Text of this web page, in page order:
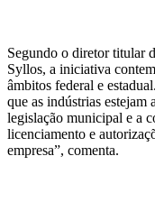
Segundo o diretor titular
Syllos, a iniciativa
âmbitos federal e
que as indústrias estejam
legislação municipal e a
licenciamento e
empresa”, comenta.